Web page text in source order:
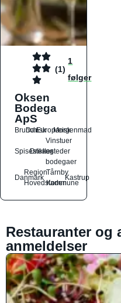
(1)
1
følger
Oksen
Bodega
ApS
Brunch
DanskEuropæiskMorgenmad
Spisesteder
Drikkesteder
Vinstuer
og
bodegaer
Danmark
Region
Hovedstaden
Tårnby
Kommune
Kastrup
Restauranter og
anmeldelser